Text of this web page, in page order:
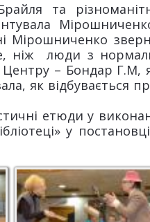
та
ніж люди з
– Бондар Г.М,
як відбувається
етюди у
у постановці